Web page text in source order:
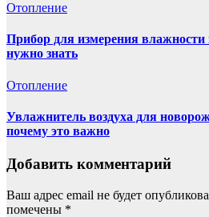
Отопление
Прибор для измерения влажности
нужно знать
Отопление
Увлажнитель воздуха для
почему это важно
Добавить комментарий
Ваш адрес email не будет
помечены *